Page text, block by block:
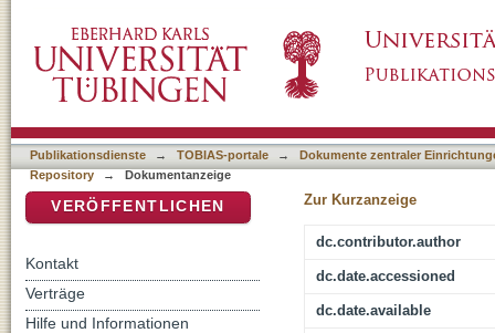
Publikationsdienste → TOBIAS-portale →
Dokumente zentraler
Repository
→ Dokumentanzeige
Zur Kurzanzeige
dc.contributor.author
dc.date.accessioned
dc.date.available
VERÖFFENTLICHEN
Kontakt
Verträge
Hilfe und Informationen